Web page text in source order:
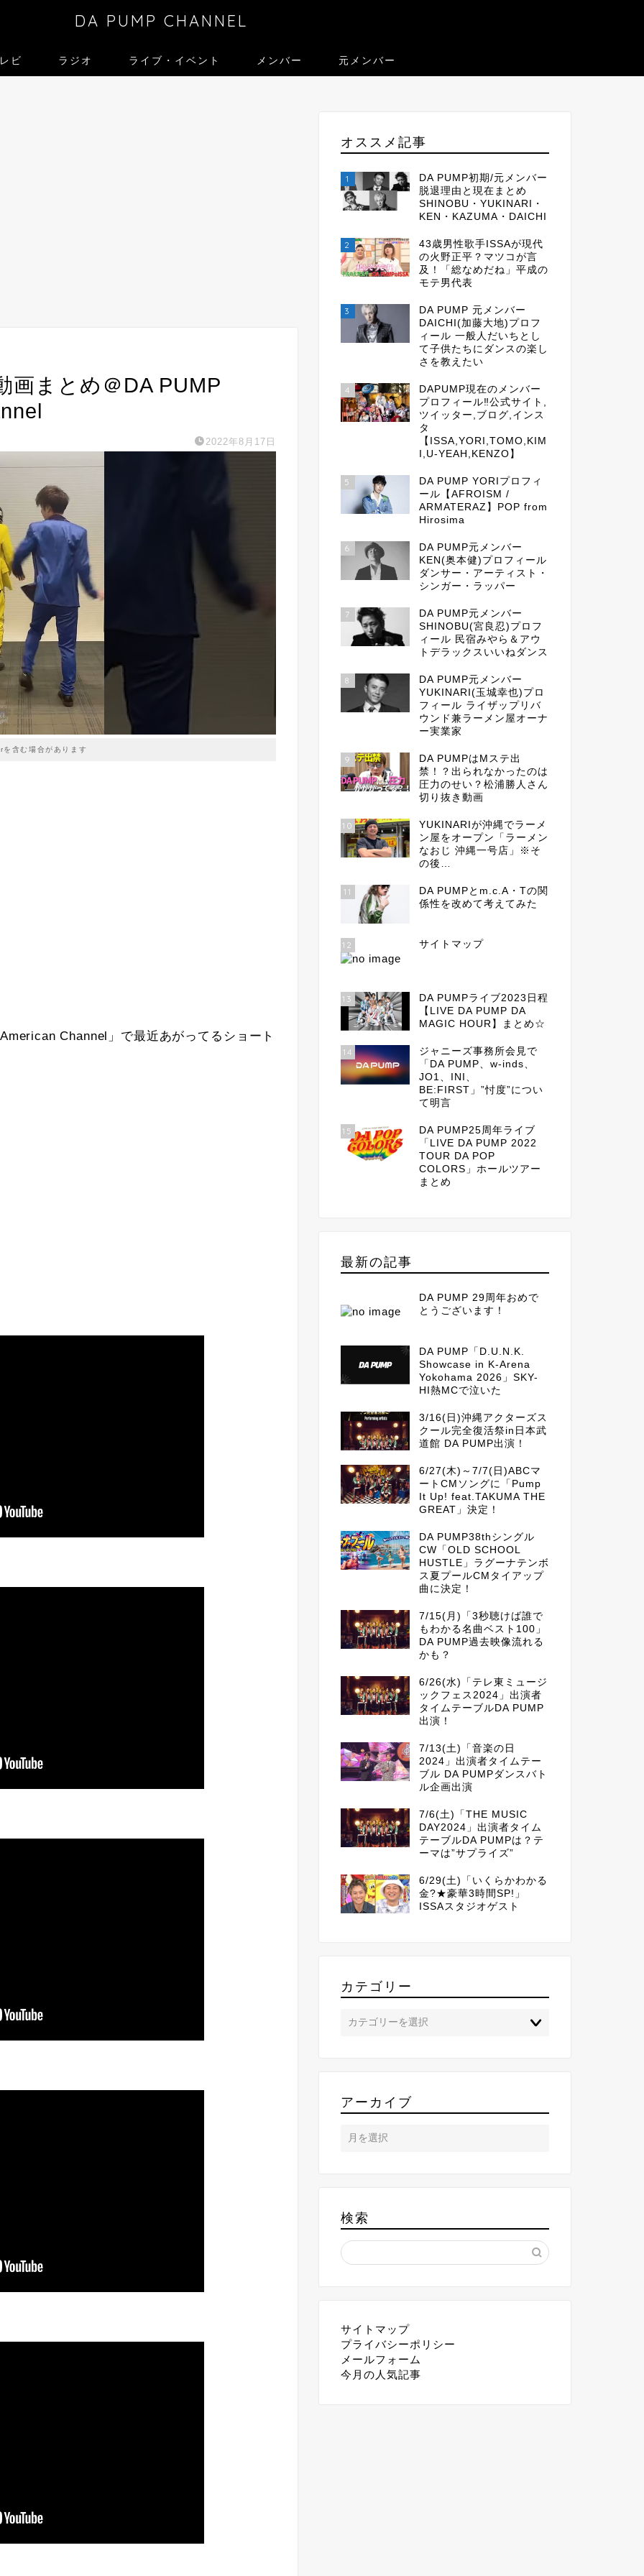
DA PUMP CHANNEL
ビ ラジオ ライブ・イベント メンバー 元メンバー
画まとめ＠DA PUMP
2022年8月17日
を含む場合があります
Channel」で最近あがってるショート
オススメ記事
1
DA PUMP初期/元メンバー
脱退理由と現在まとめ
SHINOBU・YUKINARI・
KEN・KAZUMA・DAICHI
2
43歳男性歌手ISSAが現代
の火野正平？マツコが言
及！「総なめだね」平成の
モテ男代表
3
DA PUMP 元メンバー
DAICHI(加藤大地)プロフ
ィール 一般人だいちとし
て子供たちにダンスの楽し
さを教えたい
4
DAPUMP現在のメンバー
プロフィール‼公式サイト,
ツイッター,ブログ,インス
タ
【ISSA,YORI,TOMO,KIM
I,U-YEAH,KENZO】
5
DA PUMP YORIプロフィ
ール【AFROISM /
ARMATERAZ】POP from
Hirosima
6
DA PUMP元メンバー
KEN(奥本健)プロフィール
ダンサー・アーティスト・
シンガー・ラッパー
7
DA PUMP元メンバー
SHINOBU(宮良忍)プロフ
ィール 民宿みやら＆アウ
トデラックスいいねダンス
8
DA PUMP元メンバー
YUKINARI(玉城幸也)プロ
フィール ライザップリバ
ウンド兼ラーメン屋オーナ
ー実業家
9
DA PUMPはMステ出
禁！？出られなかったのは
圧力のせい？松浦勝人さん
切り抜き動画
10
YUKINARIが沖縄でラーメ
ン屋をオープン「ラーメン
なおじ 沖縄一号店」※そ
の後…
11
DA PUMPとm.c.A・Tの関
係性を改めて考えてみた
12 サイトマップ
13
DA PUMPライブ2023日程
【LIVE DA PUMP DA
MAGIC HOUR】まとめ☆
14
ジャニーズ事務所会見で
「DA PUMP、w-inds、
JO1、INI、
BE:FIRST」”忖度”につい
て明言
15
DA PUMP25周年ライブ
「LIVE DA PUMP 2022
TOUR DA POP
COLORS」ホールツアー
まとめ
最新の記事
DA PUMP 29周年おめで
とうございます！
DA PUMP「D.U.N.K.
Showcase in K-Arena
Yokohama 2026」SKY-
HI熱MCで泣いた
3/16(日)沖縄アクターズス
クール完全復活祭in日本武
道館 DA PUMP出演！
6/27(木)～7/7(日)ABCマ
ートCMソングに「Pump
It Up! feat.TAKUMA THE
GREAT」決定！
DA PUMP38thシングル
CW「OLD SCHOOL
HUSTLE」ラグーナテンボ
ス夏プールCMタイアップ
曲に決定！
7/15(月)「3秒聴けば誰で
もわかる名曲ベスト100」
DA PUMP過去映像流れる
かも？
6/26(水)「テレ東ミュージ
ックフェス2024」出演者
タイムテーブルDA PUMP
出演！
7/13(土)「音楽の日
2024」出演者タイムテー
ブル DA PUMPダンスバト
ル企画出演
7/6(土)「THE MUSIC
DAY2024」出演者タイム
テーブルDA PUMPは？テ
ーマは”サプライズ”
6/29(土)「いくらかわかる
金?★豪華3時間SP!」
ISSAスタジオゲスト
カテゴリー
アーカイブ
検索
サイトマップ
プライバシーポリシー
メールフォーム
今月の人気記事